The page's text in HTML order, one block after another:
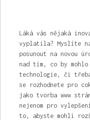
Láká vás nějaká
vyplatila? Myslíte
posunout na novou
nad tím, co by mohlo
technologie, či
se rozhodnete pro
jako tvorba www
nejenom pro
to, abyste mohli